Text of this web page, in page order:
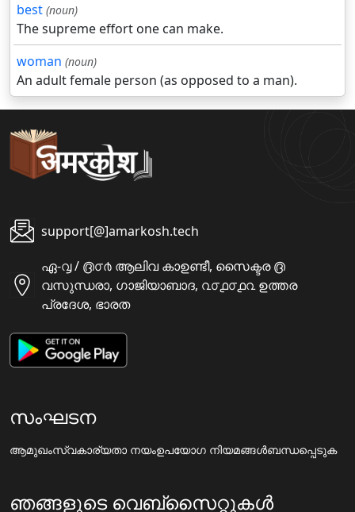
best (noun)
The supreme effort one can make.
woman (noun)
An adult female person (as opposed to a man).
support[@]amarkosh.tech
ഏ-൮ / ൫൦൪ ആലിവ കാഉണ്ടീ, സൈക്ടര ൫
വസുന്ധരാ, ഗാജിയാബാദ, ൨൦൧൦൧൨ ഉത്തര
പ്രദേശ, ഭാരത
സംഘടന
ആമുഖംസ്വകാര്യതാ നയംഉപയോഗ നിയമങ്ങൾബന്ധപ്പെടുക
ഞങ്ങളുടെ വെബ്സൈറ്റുകൾ